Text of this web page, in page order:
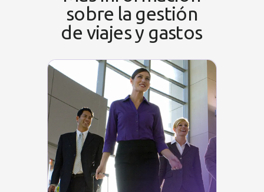
sobre la gestión
de viajes y gastos